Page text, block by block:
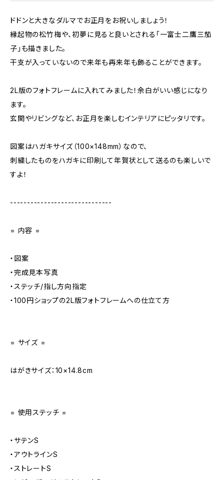
ドドンと大きなダルマでお正月をお祝いしましょう！
縁起物の松竹梅や、初夢に見ると良いとされる「一富士二鷹三茄
子」も描きました。
干支が入っていないので来年も再来年も飾ることができます。
2L版のフォトフレームに入れてみました！余白がいい感じになり
ます。
玄関やリビングなど、お正月を楽しむインテリアにピッタリです。
図案はハガキサイズ（100×148mm）なので、
刺繍したものをハガキに印刷して年賀状として送るのも楽しいで
すよ！
------------------------------
= 内容 =
・図案
・完成見本写真
・ステッチ/指し方向指定
・100円ショップの2L版フォトフレームへの仕立て方
= サイズ =
はがきサイズ：10×14.8cm
= 使用ステッチ =
・サテンS
・アウトラインS
・ストレートS